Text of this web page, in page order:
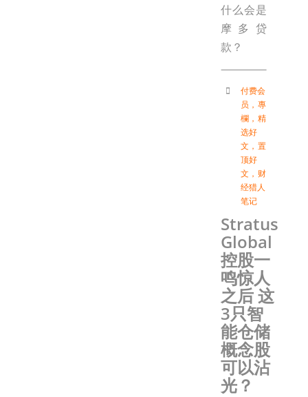
什么会是
摩多贷
款？
付费会
员 ， 專
欄 ， 精
选好
文 ， 置
顶好
文 ， 财
经猎人
笔记
Stratus
Global
控股一
鸣惊人
之后 这
3只智
能仓储
概念股
可以沾
光？